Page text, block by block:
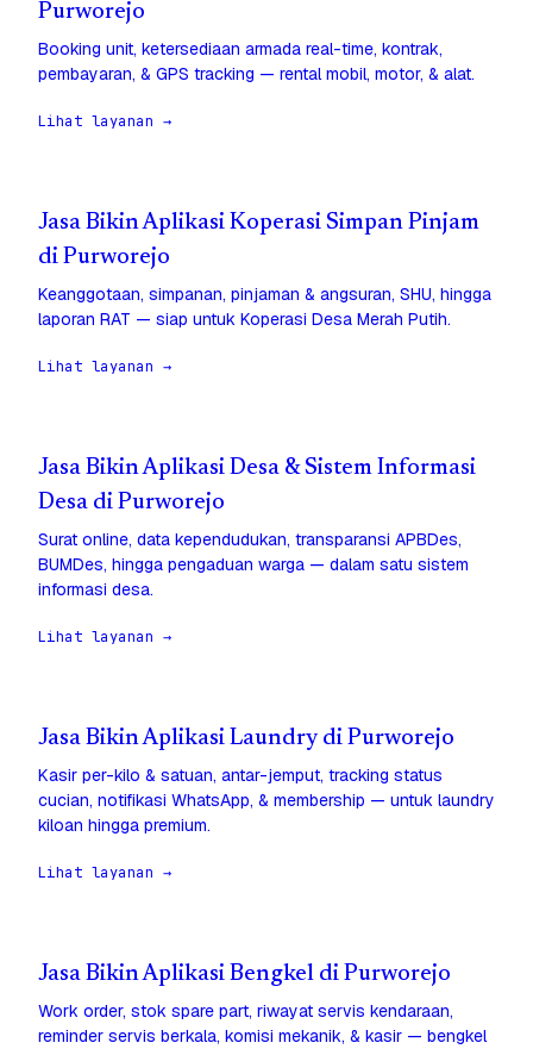
Purworejo
Booking unit, ketersediaan armada real-time, kontrak,
pembayaran, & GPS tracking — rental mobil, motor, & alat.
Lihat layanan →
Jasa Bikin Aplikasi Koperasi Simpan Pinjam
di Purworejo
Keanggotaan, simpanan, pinjaman & angsuran, SHU, hingga
laporan RAT — siap untuk Koperasi Desa Merah Putih.
Lihat layanan →
Jasa Bikin Aplikasi Desa & Sistem Informasi
Desa di Purworejo
Surat online, data kependudukan, transparansi APBDes,
BUMDes, hingga pengaduan warga — dalam satu sistem
informasi desa.
Lihat layanan →
Jasa Bikin Aplikasi Laundry di Purworejo
Kasir per-kilo & satuan, antar-jemput, tracking status
cucian, notifikasi WhatsApp, & membership — untuk laundry
kiloan hingga premium.
Lihat layanan →
Jasa Bikin Aplikasi Bengkel di Purworejo
Work order, stok spare part, riwayat servis kendaraan,
reminder servis berkala, komisi mekanik, & kasir — bengkel